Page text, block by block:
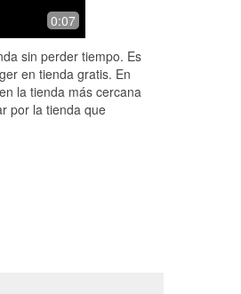
He help me with
alone with my
0:07
sin perder tiempo. Es
en tienda gratis. En
la tienda más cercana
por la tienda que